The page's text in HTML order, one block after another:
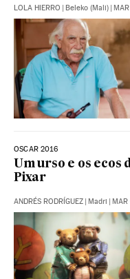
LOLA HIERRO | Beleko (Mali) |
OSCAR 2016
Um urso e os
Pixar
ANDRÉS RODRÍGUEZ | Madri |